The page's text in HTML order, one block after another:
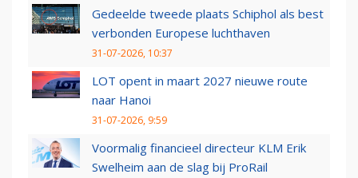
Gedeelde tweede plaats Schiphol als best
verbonden Europese luchthaven
31-07-2026, 10:37
LOT opent in maart 2027 nieuwe route
naar Hanoi
31-07-2026, 9:59
Voormalig financieel directeur KLM Erik
Swelheim aan de slag bij ProRail